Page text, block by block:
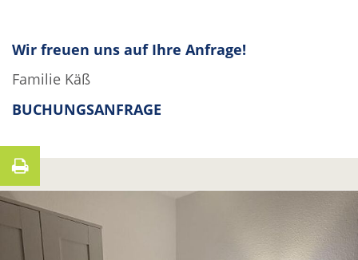
Wir freuen uns auf Ihre Anfrage!
Familie Käß
BUCHUNGSANFRAGE